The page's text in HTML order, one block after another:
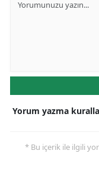
Yorum yazma
* Bu içerik ile ilgili